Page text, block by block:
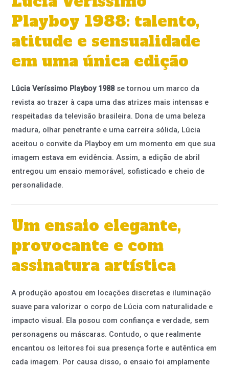
Playboy 1988: talento,
atitude e sensualidade
em uma única edição
Lúcia Veríssimo Playboy 1988se tornou um marco da
revista ao trazer à capa uma das atrizes mais intensas e
respeitadas da televisão brasileira. Dona de uma beleza
madura, olhar penetrante e uma carreira sólida, Lúcia
aceitou o convite da Playboy em um momento em que sua
imagem estava em evidência. Assim, a edição de abril
entregou um ensaio memorável, sofisticado e cheio de
personalidade.
Um ensaio elegante,
provocante e com
assinatura artística
A produção apostou em locações discretas e iluminação
suave para valorizar o corpo de Lúcia com naturalidade e
impacto visual. Ela posou com confiança e verdade, sem
personagens ou máscaras. Contudo, o que realmente
encantou os leitores foi sua presença forte e autêntica em
cada imagem. Por causa disso, o ensaio foi amplamente